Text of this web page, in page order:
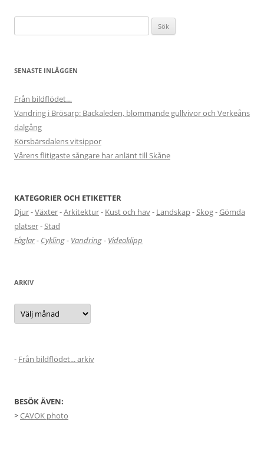
efter:
SENASTE INLÄGGEN
Från bildflödet…
Vandring i Brösarp: Backaleden, blommande gullvivor och Verkeåns
dalgång
Körsbärsdalens vitsippor
Vårens flitigaste sångare har anlänt till Skåne
KATEGORIER OCH ETIKETTER
Djur-Växter-Arkitektur- Kust och hav- Landskap-Skog-Gömda
platser-Stad
Fåglar- Cykling- Vandring- Videoklipp
ARKIV
Arkiv
- Från bildflödet... arkiv
BESÖK ÄVEN:
>CAVOK photo